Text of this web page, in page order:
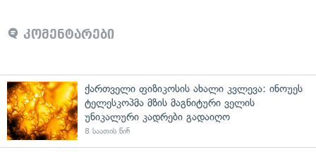
კომენტარები
ქართველი ფიზიკოსის ახალი კვლევა: ინოუეს
ტელესკოპმა მზის მაგნიტური ველის
უნიკალური კადრები გადაიღო
8 საათის წინ